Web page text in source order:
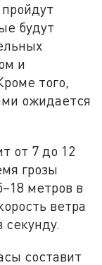
будут
и
того,
ожидается
от 7 до 12
грозы
метров в
ветра
секунду.
составит